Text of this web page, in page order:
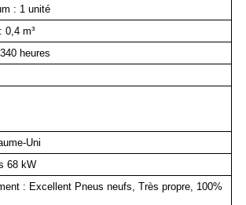
minimum : 1 unité
godet : 0,4 m³
: 340 heures
Uni
68 kW
: Excellent Pneus neufs, Très propre, 100%